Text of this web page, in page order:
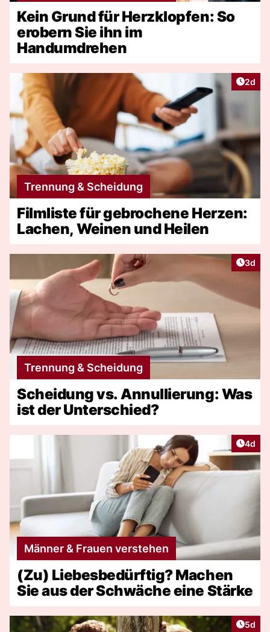
Kein Grund für Herzklopfen: So
erobern Sie ihn im
Handumdrehen
2d
Trennung & Scheidung
Filmliste für gebrochene Herzen:
Lachen, Weinen und Heilen
3d
Trennung & Scheidung
Scheidung vs. Annullierung: Was
ist der Unterschied?
4d
Männer & Frauen verstehen
(Zu) Liebesbedürftig? Machen
Sie aus der Schwäche eine Stärke
5d